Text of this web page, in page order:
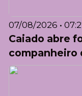
07/08/2026 •
Caiado abre
companheiro